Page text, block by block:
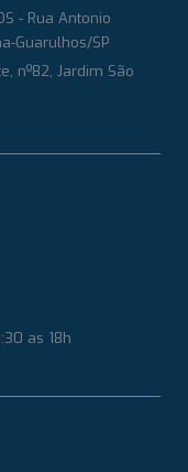
- Rua Antonio
Guarulhos/SP
nº82, Jardim São
as 18h